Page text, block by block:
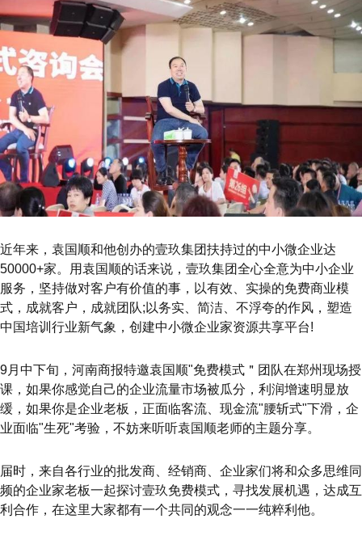
近年来，袁国顺和他创办的壹玖集团扶持过的中小微企业达
50000+家。用袁国顺的话来说，壹玖集团全心全意为中小企业
服务，坚持做对客户有价值的事，以有效、实操的免费商业模
式，成就客户，成就团队;以务实、简洁、不浮夸的作风，塑造
中国培训行业新气象，创建中小微企业家资源共享平台!
9月中下旬，河南商报特邀袁国顺"免费模式＂团队在郑州现场授
课，如果你感觉自己的企业流量市场被瓜分，利润增速明显放
缓，如果你是企业老板，正面临客流、现金流"腰斩式"下滑，企
业面临"生死"考验，不妨来听听袁国顺老师的主题分享。
届时，来自各行业的批发商、经销商、企业家们将和众多思维同
频的企业家老板一起探讨壹玖免费模式，寻找发展机遇，达成互
利合作，在这里大家都有一个共同的观念一一纯粹利他。